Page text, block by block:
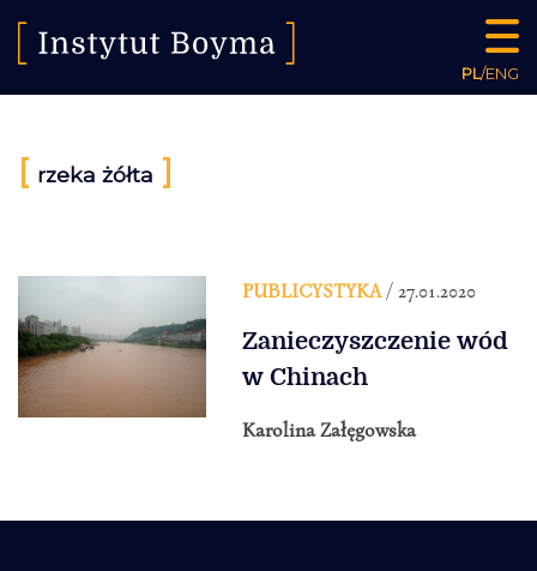
PL/ENG
[ rzeka żółta ]
PUBLICYSTYKA/ 27.01.2020
Zanieczyszczenie wód
w Chinach
Karolina Załęgowska